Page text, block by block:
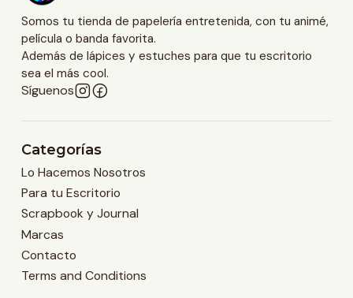
Somos tu tienda de papelería entretenida, con tu animé,
película o banda favorita.
Además de lápices y estuches para que tu escritorio
sea el más cool.
Síguenos
Categorías
Lo Hacemos Nosotros
Para tu Escritorio
Scrapbook y Journal
Marcas
Contacto
Terms and Conditions